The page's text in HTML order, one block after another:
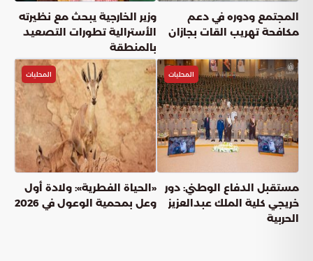
المجتمع ودوره في دعم
مكافحة تهريب القات بجازان
وزير الخارجية يبحث مع نظيرته
الأسترالية تطورات التصعيد
بالمنطقة
المحليات
مستقبل الدفاع الوطني: دور
خريجي كلية الملك عبدالعزيز
الحربية
المحليات
«الحياة الفطرية»: ولادة أول
وعل بمحمية الوعول في 2026